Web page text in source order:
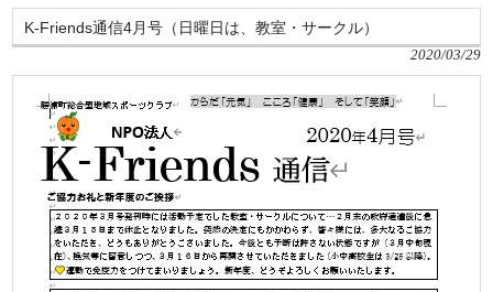
K-Friends通信4月号（日曜日は、教室・サークル）
2020/03/29